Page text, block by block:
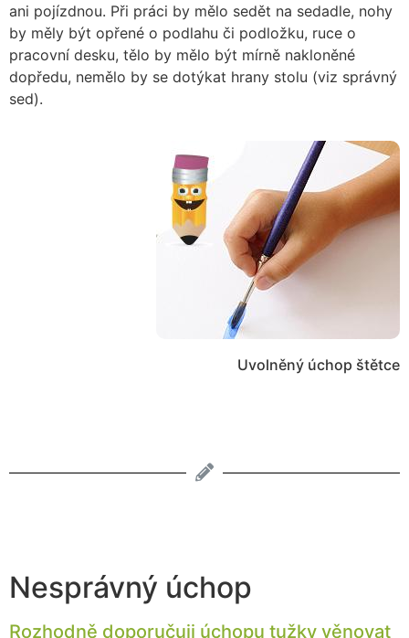
ani pojízdnou. Při práci by mělo sedět na sedadle, nohy
by měly být opřené o podlahu či podložku, ruce o
pracovní desku, tělo by mělo být mírně nakloněné
dopředu, nemělo by se dotýkat hrany stolu (viz správný
sed).
Uvolněný úchop štětce
Nesprávný úchop
Rozhodně doporučuji úchopu tužky věnovat